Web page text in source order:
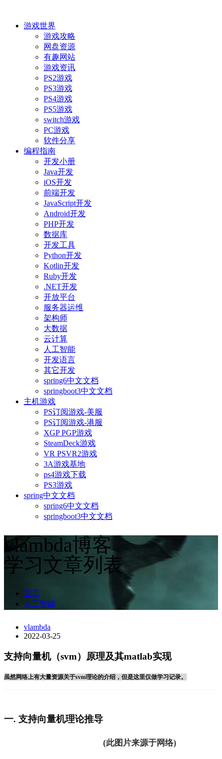
游戏世界
游戏攻略
网盘资源
有趣网站
游戏资讯
PS2游戏
PS3游戏
PS4游戏
PS5游戏
switch游戏
PC游戏
软件分享
编程指南
开发小册
Java开发
iOS开发
前端开发
JavaScript开发
Android开发
PHP开发
数据库
开发工具
Python开发
Kotlin开发
Ruby开发
.NET开发
开放平台
服务器运维
架构师
大数据
云计算
人工智能
开发语言
其它开发
spring6中文文档
springboot3中文文档
主机游戏
PS订阅游戏-美服
PS订阅游戏-港服
XGP PGP游戏
SteamDeck游戏
VR PSVR2游戏
3A游戏基地
ps4游戏下载
PS3游戏
spring中文文档
spring6中文文档
springboot3中文文档
vlambda博客
学习文章列表
首页
人工智能
vlambda
2022-03-25
支持向量机（svm）原理及其matlab实现
虽然网络上有大量资源关于svm理论的介绍，但是这里仅做学习记录。
一. 支持向量机理论推导
(此图片来源于网络)